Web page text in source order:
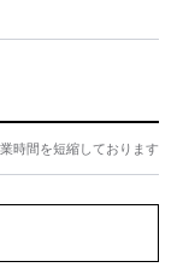
時間を短縮しております